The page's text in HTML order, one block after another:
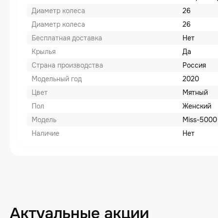
Диаметр колеса
26
Диаметр колеса
26
Бесплатная доставка
Нет
Крылья
Да
Страна производства
Россия
Модельный год
2020
Цвет
Мятный
Пол
Женский
Модель
Miss-
Наличие
Нет
Актуальные акции